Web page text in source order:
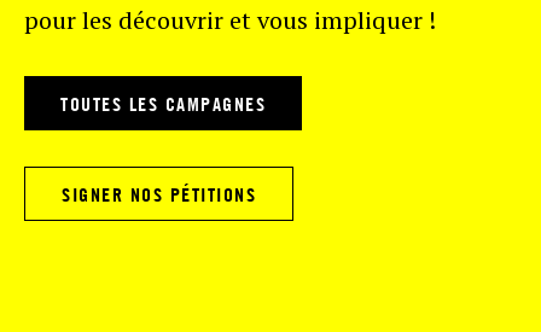
pour les découvrir et vous impliquer !
TOUTES LES CAMPAGNES
SIGNER NOS PÉTITIONS